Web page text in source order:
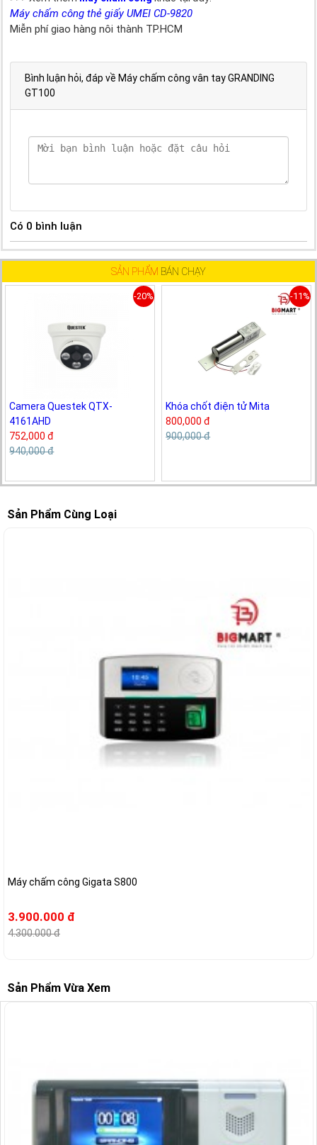
Máy chấm công thẻ giấy UMEI CD-9820
Miễn phí giao hàng nôi thành TP.HCM
Bình luận hỏi, đáp về Máy chấm công vân tay GRANDING
GT100
Có 0 bình luận
SẢN PHẨM BÁN CHẠY
-20%
Camera Questek QTX-
4161AHD
752,000 đ
940,000 đ
-11%
Khóa chốt điện tử Mita
800,000 đ
900,000 đ
Sản Phẩm Cùng Loại
Máy chấm công Gigata S800
3.900.000 đ
4.300.000 đ
Sản Phẩm Vừa Xem